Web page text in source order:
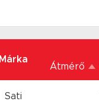
Márka
Átmérő
Sati